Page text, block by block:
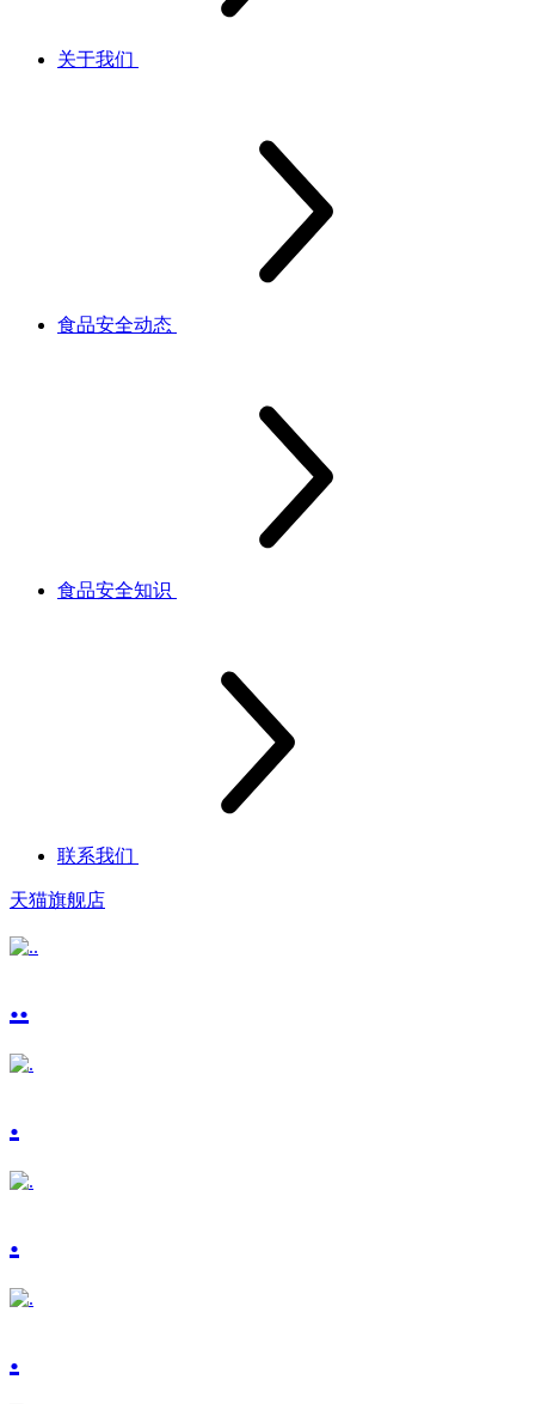
关于我们
食品安全动态
食品安全知识
联系我们
天猫旗舰店
..
.
.
.